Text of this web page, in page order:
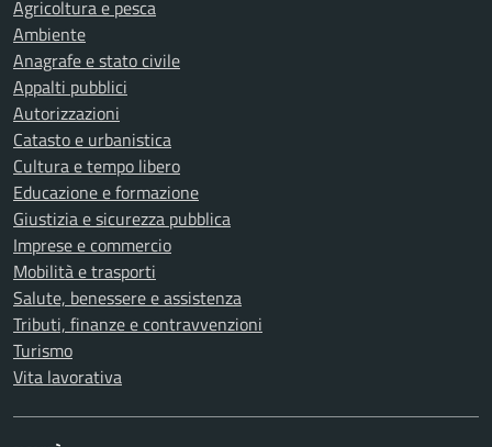
Agricoltura e pesca
Ambiente
Anagrafe e stato civile
Appalti pubblici
Autorizzazioni
Catasto e urbanistica
Cultura e tempo libero
Educazione e formazione
Giustizia e sicurezza pubblica
Imprese e commercio
Mobilità e trasporti
Salute, benessere e assistenza
Tributi, finanze e contravvenzioni
Turismo
Vita lavorativa